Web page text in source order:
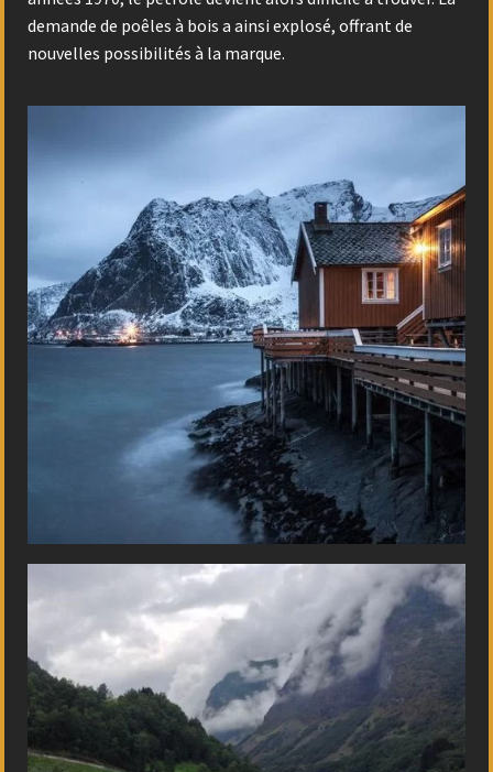
demande de poêles à bois a ainsi explosé, offrant de
nouvelles possibilités à la marque.